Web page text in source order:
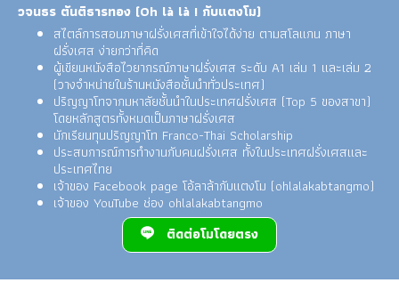
วจนธร ตันติธารทอง (Oh là là ! กับแตงโม)
สไตล์การสอนภาษาฝรั่งเศสที่เข้าใจได้ง่าย ตามสโลแกน ภาษา
ฝรั่งเศส ง่ายกว่าที่คิด
ผู้เขียนหนังสือไวยากรณ์ภาษาฝรั่งเศส ระดับ A1 เล่ม 1 และเล่ม 2
(วางจำหน่ายในร้านหนังสือชั้นนำทั่วประเทศ)
ปริญญาโทจากมหาลัยชั้นนำในประเทศฝรั่งเศส (Top 5 ของสาขา)
โดยหลักสูตรทั้งหมดเป็นภาษาฝรั่งเศส
นักเรียนทุนปริญญาโท Franco-Thai Scholarship
ประสบการณ์การทำงานกับคนฝรั่งเศส ทั้งในประเทศฝรั่งเศสและ
ประเทศไทย
เจ้าของ Facebook page โอ้ลาล้ากับแตงโม (ohlalakabtangmo)
เจ้าของ YouTube ช่อง ohlalakabtangmo
ติดต่อโมโดยตรง